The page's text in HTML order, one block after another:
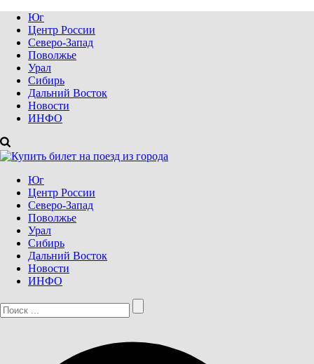
Юг
Центр России
Северо-Запад
Поволжье
Урал
Сибирь
Дальний Восток
Новости
ИНФО
Юг
Центр России
Северо-Запад
Поволжье
Урал
Сибирь
Дальний Восток
Новости
ИНФО